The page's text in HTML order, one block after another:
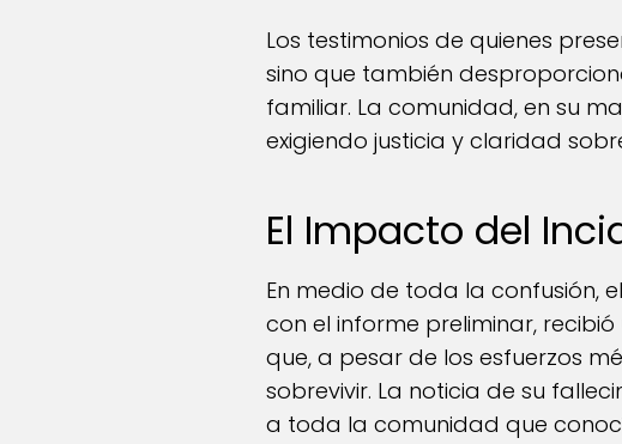
Los testimonios de quienes
sino que también
familiar. La comunidad, en su
exigiendo justicia y claridad
El Impacto del
En medio de toda la confusión,
con el informe preliminar,
que, a pesar de los esfuerzos
sobrevivir. La noticia de su
a toda la comunidad que